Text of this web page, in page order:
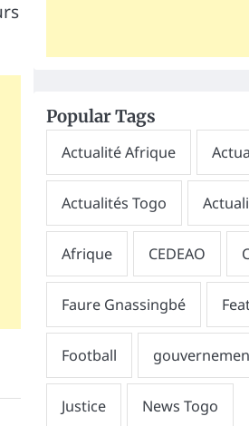
Popular Tags